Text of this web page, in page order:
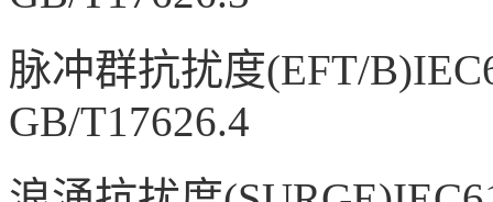
脉冲群抗扰度(EFT/
GB/T17626.4